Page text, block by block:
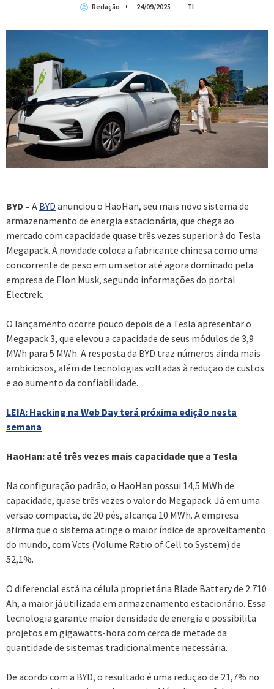
Redação 24/09/2025 TI
BYD – A BYD anunciou o HaoHan, seu mais novo sistema de
armazenamento de energia estacionária, que chega ao
mercado com capacidade quase três vezes superior à do Tesla
Megapack. A novidade coloca a fabricante chinesa como uma
concorrente de peso em um setor até agora dominado pela
empresa de Elon Musk, segundo informações do portal
Electrek.
O lançamento ocorre pouco depois de a Tesla apresentar o
Megapack 3, que elevou a capacidade de seus módulos de 3,9
MWh para 5 MWh. A resposta da BYD traz números ainda mais
ambiciosos, além de tecnologias voltadas à redução de custos
e ao aumento da confiabilidade.
LEIA: Hacking na Web Day terá próxima edição nesta
semana
HaoHan: até três vezes mais capacidade que a Tesla
Na configuração padrão, o HaoHan possui 14,5 MWh de
capacidade, quase três vezes o valor do Megapack. Já em uma
versão compacta, de 20 pés, alcança 10 MWh. A empresa
afirma que o sistema atinge o maior índice de aproveitamento
do mundo, com Vcts (Volume Ratio of Cell to System) de
52,1%.
O diferencial está na célula proprietária Blade Battery de 2.710
Ah, a maior já utilizada em armazenamento estacionário. Essa
tecnologia garante maior densidade de energia e possibilita
projetos em gigawatts-hora com cerca de metade da
quantidade de sistemas tradicionalmente necessária.
De acordo com a BYD, o resultado é uma redução de 21,7% no